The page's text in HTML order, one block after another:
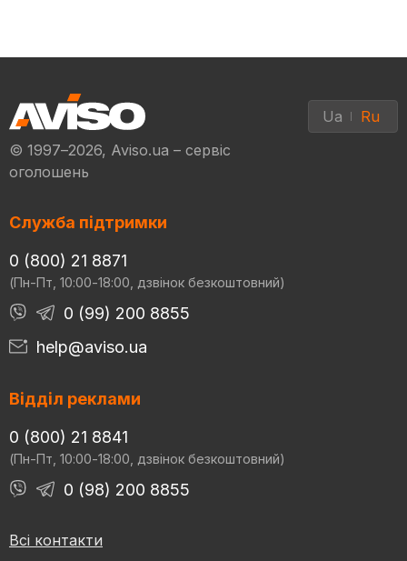
© 1997–2026, Aviso.ua – сервіс
оголошень
Ua Ru
Служба підтримки
0 (800) 21 8871
(Пн-Пт, 10:00-18:00, дзвінок безкоштовний)
0 (99) 200 8855
help@aviso.ua
Відділ реклами
0 (800) 21 8841
(Пн-Пт, 10:00-18:00, дзвінок безкоштовний)
0 (98) 200 8855
Всі контакти